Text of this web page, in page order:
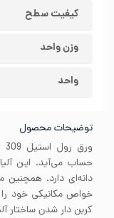
کیفیت سطح
وزن واحد
واحد
توضیحات محصول
حساب می‌آید. این
دانه‌ای دارد. همچنین
خواص مکانیکی خود را